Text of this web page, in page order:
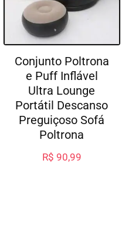
Conjunto Poltrona
e Puff Inflável
Ultra Lounge
Portátil Descanso
Preguiçoso Sofá
Poltrona
R$ 90,99